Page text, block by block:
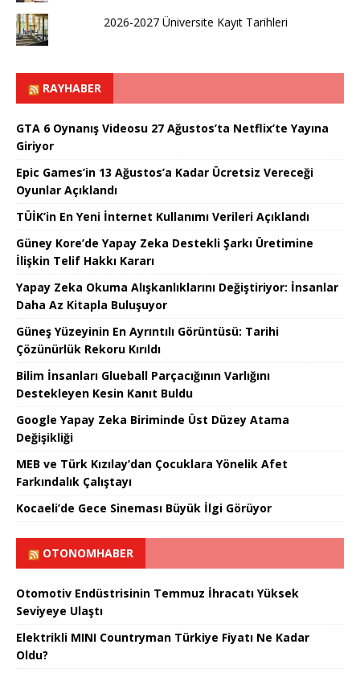
2026-2027 Üniversite Kayıt Tarihleri ​​
RAYHABER
GTA 6 Oynanış Videosu 27 Ağustos’ta Netflix’te Yayına
Giriyor
Epic Games’in 13 Ağustos’a Kadar Ücretsiz Vereceği
Oyunlar Açıklandı
TÜİK’in En Yeni İnternet Kullanımı Verileri Açıklandı
Güney Kore’de Yapay Zeka Destekli Şarkı Üretimine
İlişkin Telif Hakkı Kararı
Yapay Zeka Okuma Alışkanlıklarını Değiştiriyor: İnsanlar
Daha Az Kitapla Buluşuyor
Güneş Yüzeyinin En Ayrıntılı Görüntüsü: Tarihi
Çözünürlük Rekoru Kırıldı
Bilim İnsanları Glueball Parçacığının Varlığını
Destekleyen Kesin Kanıt Buldu
Google Yapay Zeka Biriminde Üst Düzey Atama
Değişikliği
MEB ve Türk Kızılay’dan Çocuklara Yönelik Afet
Farkındalık Çalıştayı
Kocaeli’de Gece Sineması Büyük İlgi Görüyor
OTONOMHABER
Otomotiv Endüstrisinin Temmuz İhracatı Yüksek
Seviyeye Ulaştı
Elektrikli MINI Countryman Türkiye Fiyatı Ne Kadar
Oldu?